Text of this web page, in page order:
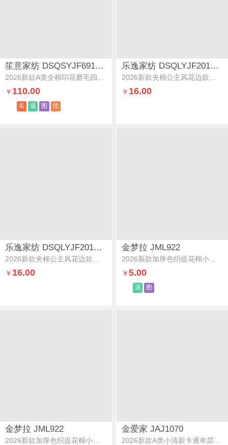
笙意家纺 DSQSYJF691058
￥ 110.00
实 退 图 优
乐逸家纺 DSQLYJF201082
￥ 16.00
乐逸家纺 DSQLYJF201082
￥ 16.00
金梦拉 JML922
2026新款加厚色织提花棉小清新皱皱纱床笠单枕套系列小花团
￥ 5.00
退 图
金梦拉 JML922 金爱家 JAJ1070
2026新款A类小清新卡通单层双面绒牛奶绒多功能披肩毯休闲毯空调毯单床单毛毯绒毛毯-MT樱桃猫咪